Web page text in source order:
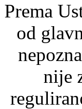
Prema
od
nije